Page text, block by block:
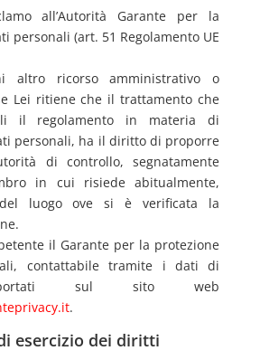
all’Autorità Garante per la
personali (art. 51 Regolamento UE
altro ricorso amministrativo o
Lei ritiene che il trattamento che
il regolamento in materia di
personali, ha il diritto di proporre
di controllo, segnatamente
in cui risiede abitualmente,
luogo ove si è verificata la
il Garante per la protezione
contattabile tramite i dati di
sul sito web
.
esercizio dei diritti